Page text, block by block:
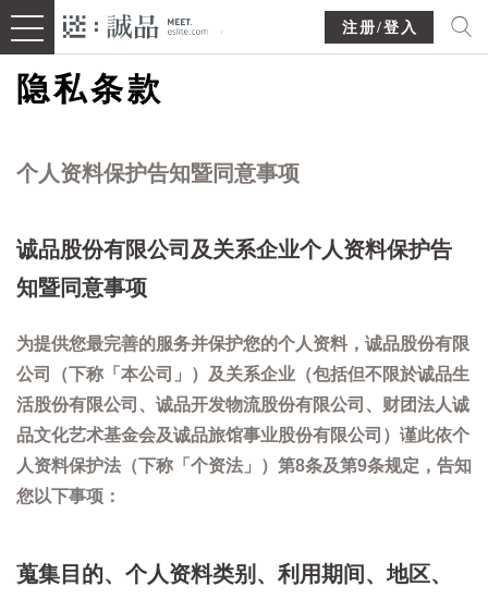
注册/登入
隐私条款
个人资料保护告知暨同意事项
诚品股份有限公司及关系企业个人资料保护告
知暨同意事项
为提供您最完善的服务并保护您的个人资料，诚品股份有限
公司（下称「本公司」）及关系企业（包括但不限於诚品生
活股份有限公司、诚品开发物流股份有限公司、财团法人诚
品文化艺术基金会及诚品旅馆事业股份有限公司）谨此依个
人资料保护法（下称「个资法」）第8条及第9条规定，告知
您以下事项：
蒐集目的、个人资料类别、利用期间、地区、